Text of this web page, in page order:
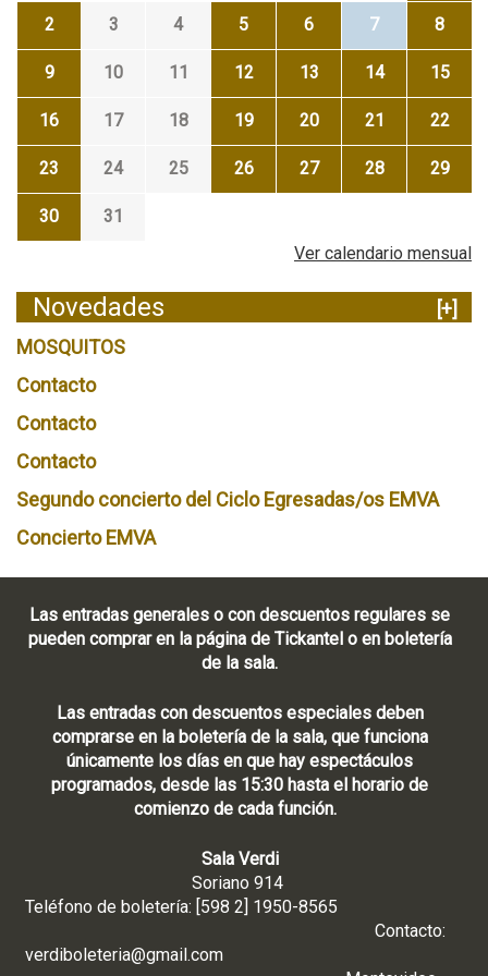
2 3 4 5 6 7 8
9 10 11 12 13 14 15
16 17 18 19 20 21 22
23 24 25 26 27 28 29
30
31
Ver calendario mensual
Novedades
[+]
MOSQUITOS
Contacto
Contacto
Contacto
Segundo concierto del Ciclo Egresadas/os EMVA
Concierto EMVA
Las entradas generales o con descuentos regulares se
pueden comprar en la página de Tickantel o en boletería
de la sala.
Las entradas con descuentos especiales deben
comprarse en la boletería de la sala, que funciona
únicamente los días en que hay espectáculos
programados, desde las 15:30 hasta el horario de
comienzo de cada función.
Sala Verdi
Soriano 914
Teléfono de boletería: [598 2] 1950-8565
Contacto:
verdiboleteria@gmail.com